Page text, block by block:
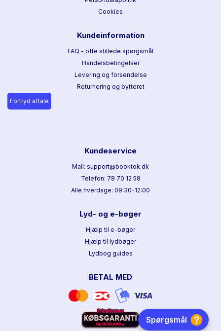
Cookies
Kundeinformation
FAQ - ofte stillede spørgsmål
Handelsbetingelser
Levering og forsendelse
Returnering og bytteret
Fortryd aftale
Kundeservice
Mail: support@booktok.dk
Telefon: 78 70 12 58
Alle hverdage: 09:30-12:00
Lyd- og e-bøger
Hjælp til e-bøger
Hjælp til lydbøger
Lydbog guides
BETAL MED